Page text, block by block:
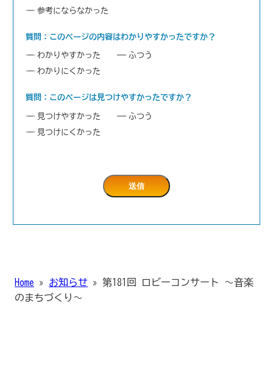
参考にならなかった
質問：このページの内容はわかりやすかったですか？
わかりやすかった
ふつう
わかりにくかった
質問：このページは見つけやすかったですか？
見つけやすかった
ふつう
見つけにくかった
Home » お知らせ » 第181回 ロビーコンサート ～音楽
のまちづくり～